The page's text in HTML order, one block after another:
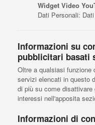
Widget Video
Dati Personali:
Informazioni su
pubblicitari basati
Oltre a qualsiasi funzione
servizi elencati in questo
di più su come
interessi nell'apposita
Informazioni di